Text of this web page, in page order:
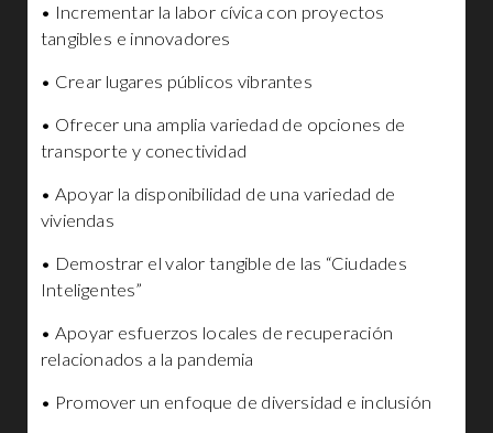
• Incrementar la labor cívica con proyectos
tangibles e innovadores
• Crear lugares públicos vibrantes
• Ofrecer una amplia variedad de opciones de
transporte y conectividad
• Apoyar la disponibilidad de una variedad de
viviendas
• Demostrar el valor tangible de las “Ciudades
Inteligentes”
• Apoyar esfuerzos locales de recuperación
relacionados a la pandemia
• Promover un enfoque de diversidad e inclusión